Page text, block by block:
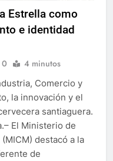
Estrella como
e identidad
0 4 minutos
Comercio y
la innovación y el
santiaguera.
El Ministerio de
destacó a la
de